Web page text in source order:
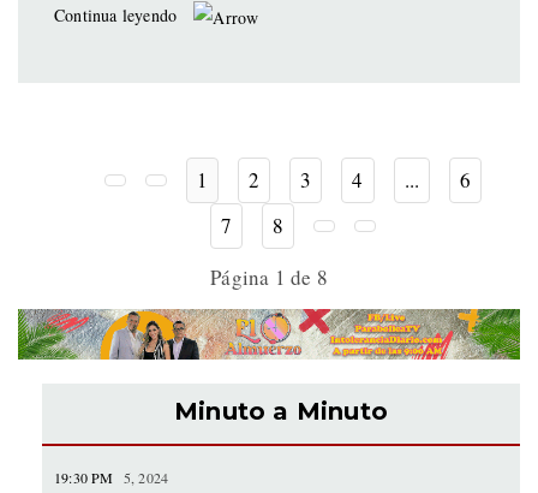
Continua leyendo
1 2 3 4 ...
6
7
8
Página 1 de 8
Minuto a Minuto
19:30 PM 5, 2024